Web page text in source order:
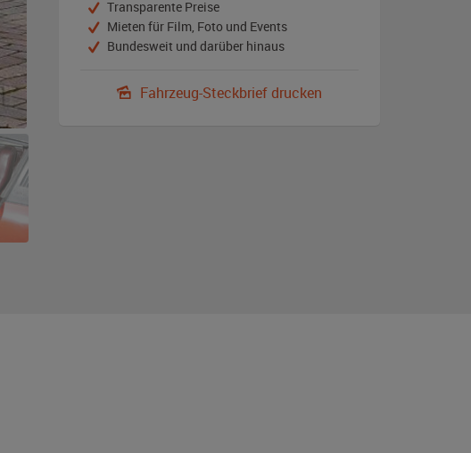
Transparente Preise
Mieten für Film, Foto und Events
Bundesweit und darüber hinaus
Fahrzeug-Steckbrief drucken